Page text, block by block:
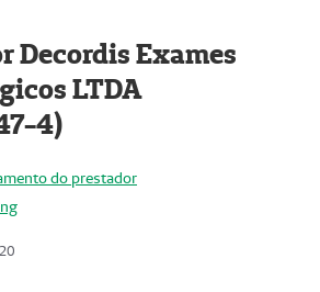
Decordis Exames
LTDA
4)
do prestador